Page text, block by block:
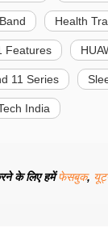
Health
Features
11 Series
India
के लिए हमेंफेसबुक,